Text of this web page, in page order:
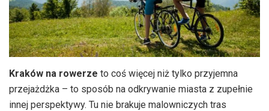
Kraków na rowerze to coś więcej niż tylko przyjemna
przejażdżka – to sposób na odkrywanie miasta z zupełnie
innej perspektywy. Tu nie brakuje malowniczych tras